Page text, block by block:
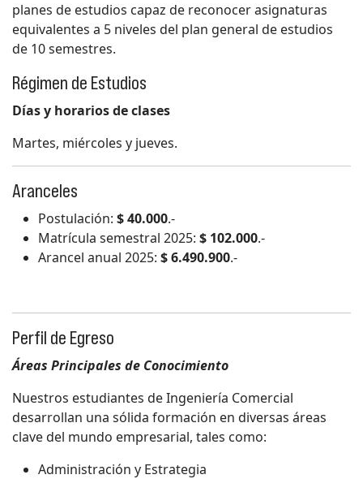
planes de estudios capaz de reconocer asignaturas
equivalentes a 5 niveles del plan general de estudios
de 10 semestres.
Régimen de Estudios
Días y horarios de clases
Martes, miércoles y jueves.
Aranceles
Postulación: $ 40.000.-
Matrícula semestral 2025: $ 102.000.-
Arancel anual 2025: $ 6.490.900.-
Perfil de Egreso
Áreas Principales de Conocimiento
Nuestros estudiantes de Ingeniería Comercial
desarrollan una sólida formación en diversas áreas
clave del mundo empresarial, tales como:
Administración y Estrategia